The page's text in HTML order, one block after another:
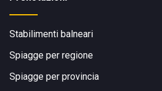
Stabilimenti balneari
Spiagge per regione
Spiagge per provincia